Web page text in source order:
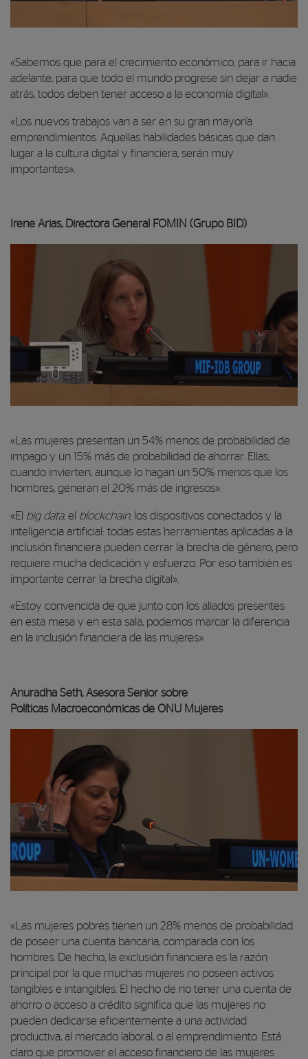
00:00
00:00
08:02
«Sabemos que para el crecimiento económico, para ir hacia
adelante, para que todo el mundo progrese sin dejar a nadie
atrás, todos deben tener acceso a la economía digital».
«Los nuevos trabajos van a ser en su gran mayoría
emprendimientos. Aquellas habilidades básicas que dan
lugar a la cultura digital y financiera, serán muy
importantes».
Irene Arias, Directora General FOMIN (Grupo BID)
00:00
05:24
«Las mujeres presentan un 54% menos de probabilidad de
impago y un 15% más de probabilidad de ahorrar. Ellas,
cuando invierten, aunque lo hagan un 50% menos que los
hombres, generan el 20% más de ingresos».
«El big data, el blockchain, los dispositivos conectados y la
inteligencia artificial: todas estas herramientas aplicadas a la
inclusión financiera pueden cerrar la brecha de género, pero
requiere mucha dedicación y esfuerzo. Por eso también es
importante cerrar la brecha digital».
«Estoy convencida de que junto con los aliados presentes
en esta mesa y en esta sala, podemos marcar la diferencia
en la inclusión financiera de las mujeres».
Anuradha Seth, Asesora Senior sobre
Políticas Macroeconómicas de ONU Mujeres
00:00
00:00
10:36
«Las mujeres pobres tienen un 28% menos de probabilidad
de poseer una cuenta bancaria, comparada con los
hombres. De hecho, la exclusión financiera es la razón
principal por la que muchas mujeres no poseen activos
tangibles e intangibles. El hecho de no tener una cuenta de
ahorro o acceso a crédito significa que las mujeres no
pueden dedicarse eficientemente a una actividad
productiva, al mercado laboral, o al emprendimiento. Está
claro que promover el acceso financiero de las mujeres